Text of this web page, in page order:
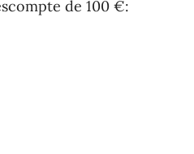
de 100 €:
Pujol